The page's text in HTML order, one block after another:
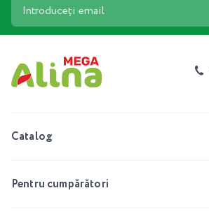
Catalog
Pentru cumpărători